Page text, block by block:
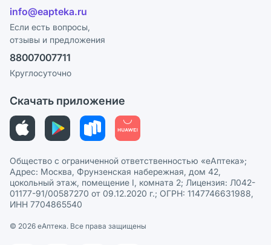
Лицензия
Реклама на сайте
Ваши товары на ЕАПТЕКЕ
Программа СберСпасибо
Политика конфиденциальности
Пользовательское соглашение
Политика рекомендаций
Этика и соответствие
Политика в отношении обработки персональных данных
info@eapteka.ru
Если есть вопросы,
отзывы и предложения
88007007711
Круглосуточно
Скачать приложение
Общество с ограниченной ответственностью «еАптека»;
Адрес: Москва, Фрунзенская набережная, дом 42,
цокольный этаж, помещение I, комната 2; Лицензия: Л042-
01177-91/00587270 от 09.12.2020 г.; ОГРН: 1147746631988,
ИНН 7704865540
© 2026 eАптека. Все права защищены